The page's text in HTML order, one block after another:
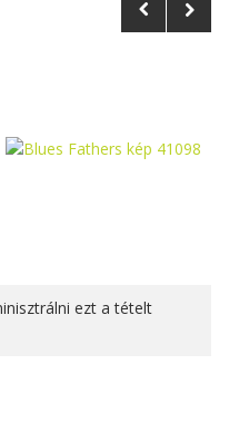
ezt a tételt